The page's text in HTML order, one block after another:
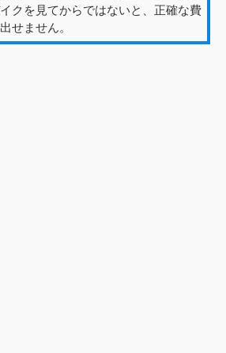
クを見てからではないと、正確な費
せません。